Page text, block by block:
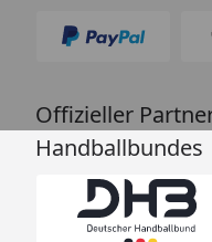
Offizieller
Handballbundes